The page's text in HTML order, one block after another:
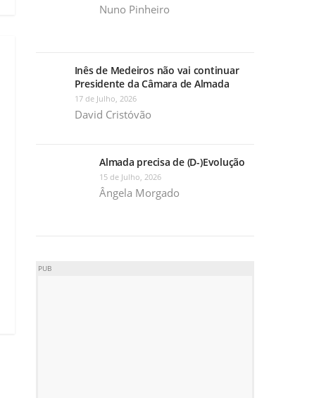
Nuno Pinheiro
Inês de Medeiros não vai continuar
Presidente da Câmara de Almada
17 de Julho, 2026
David Cristóvão
Almada precisa de (D-)Evolução
15 de Julho, 2026
Ângela Morgado
PUB